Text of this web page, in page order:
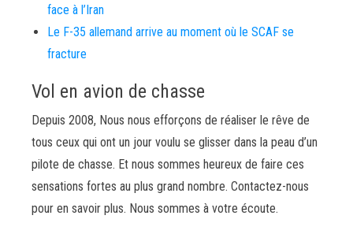
face à l’Iran
Le F-35 allemand arrive au moment où le SCAF se
fracture
Vol en avion de chasse
Depuis 2008, Nous nous efforçons de réaliser le rêve de
tous ceux qui ont un jour voulu se glisser dans la peau d’un
pilote de chasse. Et nous sommes heureux de faire ces
sensations fortes au plus grand nombre. Contactez-nous
pour en savoir plus. Nous sommes à votre écoute.